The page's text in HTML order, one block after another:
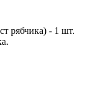
рябчика) - 1 шт.